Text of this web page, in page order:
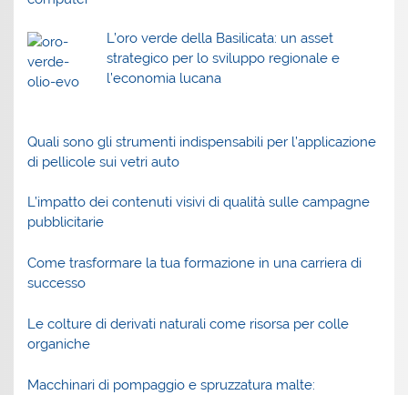
L’oro verde della Basilicata: un asset
strategico per lo sviluppo regionale e
l’economia lucana
Quali sono gli strumenti indispensabili per l’applicazione
di pellicole sui vetri auto
L’impatto dei contenuti visivi di qualità sulle campagne
pubblicitarie
Come trasformare la tua formazione in una carriera di
successo
Le colture di derivati naturali come risorsa per colle
organiche
Macchinari di pompaggio e spruzzatura malte: